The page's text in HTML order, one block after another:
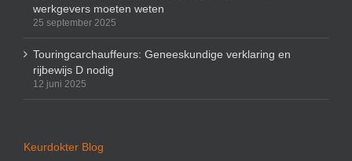
werkgevers moeten weten
25 september 2025
Touringcarchauffeurs: Geneeskundige verklaring en
rijbewijs D nodig
12 juni 2025
Keurdokter Blog